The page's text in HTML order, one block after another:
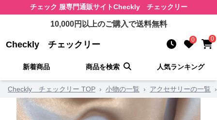
チェック 服専門通販サイトCheckly チェックリー
10,000円以上のご購入で送料無料
Checkly チェックリー 0 0
新着商品 商品を検索 人気ランキング
Checkly チェックリー TOP › 小物の一覧 › アクセサリーの一覧 ›